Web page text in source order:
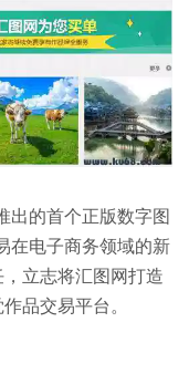
出的首个正版数字图
在电子商务领域的新
立志将汇图网打造
品交易平台。